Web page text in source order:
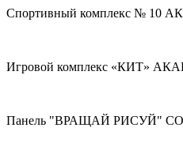
Спортивный комплекс № 10
Игровой комплекс «КИТ»
Панель "ВРАЩАЙ РИСУЙ"